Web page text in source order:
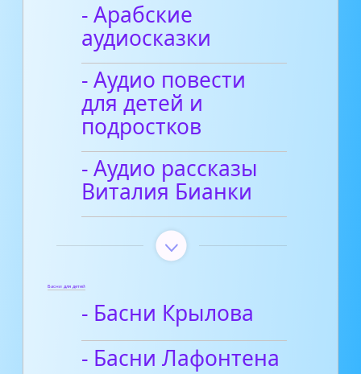
- Арабские
аудиосказки
- Аудио повести
для детей и
подростков
- Аудио рассказы
Виталия Бианки
Басни для детей
- Басни Крылова
- Басни Лафонтена